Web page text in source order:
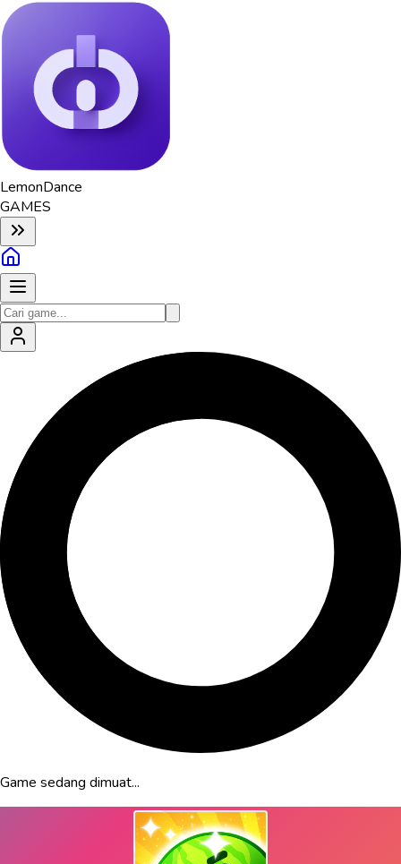
LemonDance
GAMES
Game sedang dimuat...